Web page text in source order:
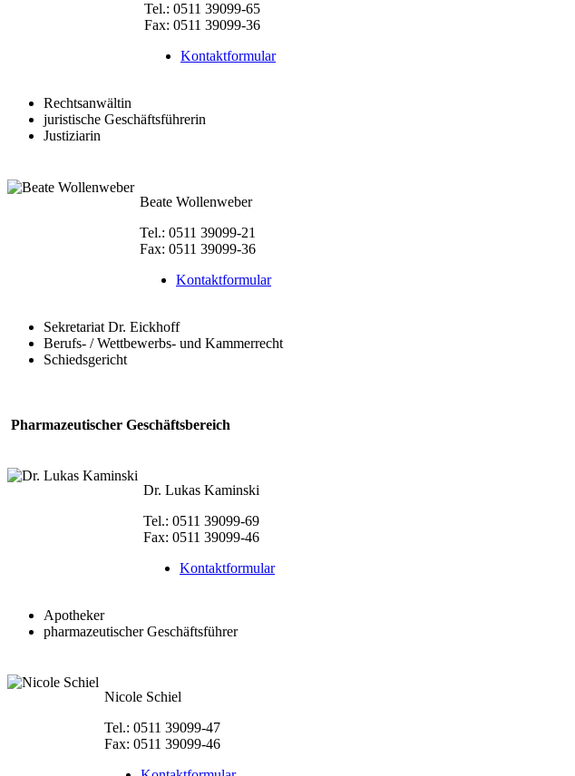
Tel.: 0511 39099-65
Fax: 0511 39099-36
Kontaktformular
Rechtsanwältin
juristische Geschäftsführerin
Justiziarin
Beate Wollenweber
Tel.: 0511 39099-21
Fax: 0511 39099-36
Kontaktformular
Sekretariat Dr. Eickhoff
Berufs- / Wettbewerbs- und Kammerrecht
Schiedsgericht
Pharmazeutischer Geschäftsbereich
Dr. Lukas Kaminski
Tel.: 0511 39099-69
Fax: 0511 39099-46
Kontaktformular
Apotheker
pharmazeutischer Geschäftsführer
Nicole Schiel
Tel.: 0511 39099-47
Fax: 0511 39099-46